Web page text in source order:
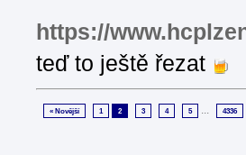
https://
teď to ještě řezat
« Novější 1 2 3 4 5 ... 4336